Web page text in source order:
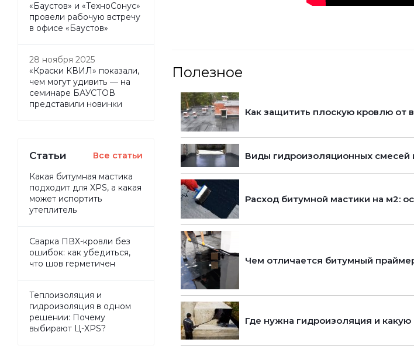
Полезное
Как защитить плоскую кровлю от
Виды гидроизоляционных смесей
Расход битумной мастики на м2:
Чем отличается битумный
Где нужна гидроизоляция и
«Баустов» и «ТехноСонус»
провели рабочую встречу
в офисе «Баустов»
28 ноября 2025
«Краски КВИЛ» показали,
чем могут удивить — на
семинаре БАУСТОВ
представили новинки
Статьи Все статьи
Какая битумная мастика
подходит для XPS, а какая
может испортить
утеплитель
Сварка ПВХ-кровли без
ошибок: как убедиться,
что шов герметичен
Теплоизоляция и
гидроизоляция в одном
решении: Почему
выбирают Ц-XPS?